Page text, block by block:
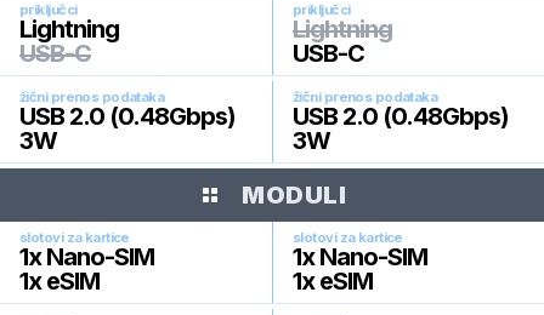
priključci
Lightning
USB-C
priključci
Lightning
USB-C
žični prenos podataka
USB 2.0 (0.48Gbps)
3W
žični prenos podataka
USB 2.0 (0.48Gbps)
3W
MODULI
slotovi za kartice
1x Nano-SIM
1x eSIM
slotovi za kartice
1x Nano-SIM
1x eSIM